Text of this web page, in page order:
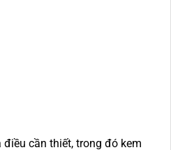
cần thiết, trong đó kem